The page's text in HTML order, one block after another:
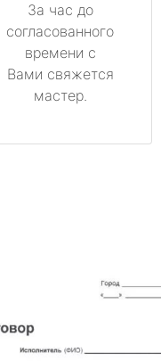
За час до
согласованного
времени с
Вами свяжется
мастер.